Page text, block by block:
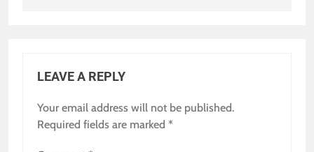
LEAVE A REPLY
Your email address will not be published.
Required fields are marked *